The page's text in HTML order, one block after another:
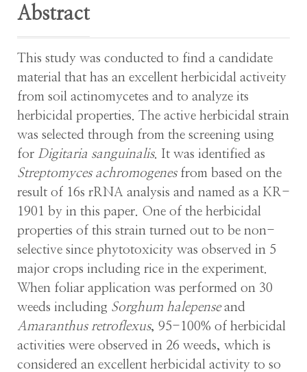
Abstract
This study was conducted to find a candidate
material that has an excellent herbicidal activeity
from soil actinomycetes and to analyze its
herbicidal properties. The active herbicidal strain
was selected through from the screening using
for Digitaria sanguinalis. It was identified as
Streptomyces achromogenesfrom based on the
result of 16s rRNA analysis and named as a KR-
1901 by in this paper. One of the herbicidal
properties of this strain turned out to be non-
selective since phytotoxicity was observed in 5
major crops including rice in the experiment.
When foliar application was performed on 30
weeds including Sorghum halepenseand
Amaranthus retroflexus, 95-100% of herbicidal
activities were observed in 26 weeds, which is
considered an excellent herbicidal activity to so